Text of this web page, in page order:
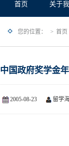
首页 关于我
您的位置： 首页
中国政府奖学金
2005-08-23 留学